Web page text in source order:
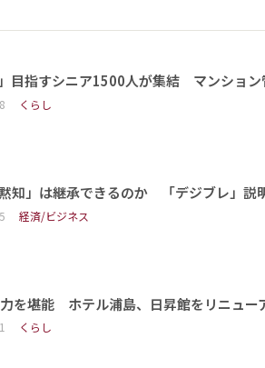
目指すシニア1500人が集結 マンショ
くらし
知」は継承できるのか 「デジブレ」説
経済/ビジネス
を堪能 ホテル浦島、日昇館をリニュー
くらし